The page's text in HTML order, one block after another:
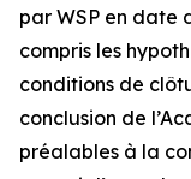
par WSP en date
compris les
conditions de
conclusion de
préalables à la